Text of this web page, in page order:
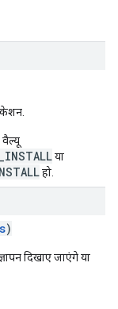
वैल्यू
या
हो.
)
दिखाए जाएंगे या